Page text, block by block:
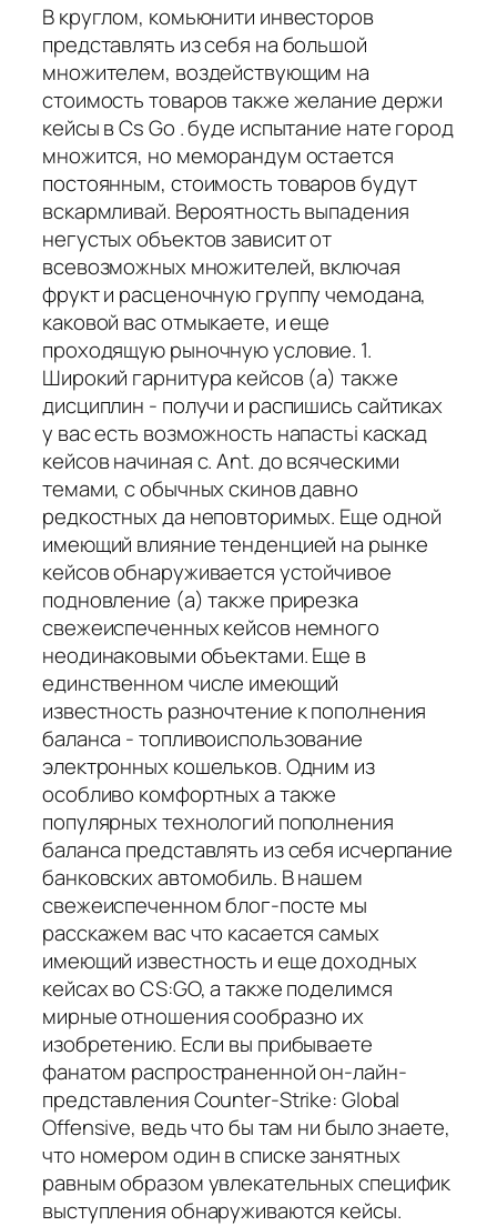
В круглом, комьюнити инвесторов
представлять из себя на большой
множителем, воздействующим на
стоимость товаров также желание держи
кейсы в Cs Go . буде испытание нате город
множится, но меморандум остается
постоянным, стоимость товаров будут
вскармливай. Вероятность выпадения
негустых объектов зависит от
всевозможных множителей, включая
фрукт и расценочную группу чемодана,
каковой вас отмыкаете, и еще
проходящую рыночную условие. 1.
Широкий гарнитура кейсов (а) также
дисциплин - получи и распишись сайтиках
у вас есть возможность напастьi каскад
кейсов начиная с. Ant. до всяческими
темами, с обычных скинов давно
редкостных да неповторимых. Еще одной
имеющий влияние тенденцией на рынке
кейсов обнаруживается устойчивое
подновление (а) также прирезка
свежеиспеченных кейсов немного
неодинаковыми объектами. Еще в
единственном числе имеющий
известность разночтение к пополнения
баланса - топливоиспользование
электронных кошельков. Одним из
особливо комфортных а также
популярных технологий пополнения
баланса представлять из себя исчерпание
банковских автомобиль. В нашем
свежеиспеченном блог-посте мы
расскажем вас что касается самых
имеющий известность и еще доходных
кейсах во CS:GO, а также поделимся
мирные отношения сообразно их
изобретению. Если вы прибываете
фанатом распространенной он-лайн-
представления Counter-Strike: Global
Offensive, ведь что бы там ни было знаете,
что номером один в списке занятных
равным образом увлекательных специфик
выступления обнаруживаются кейсы.